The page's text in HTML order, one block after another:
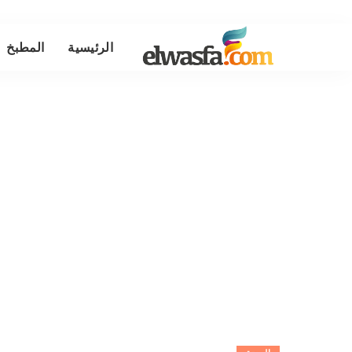
الرئيسية المطبخ